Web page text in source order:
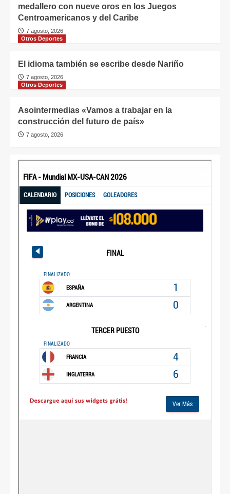
medallero con nueve oros en los Juegos
Centroamericanos y del Caribe
7 agosto, 2026
Otros Deportes
El idioma también se escribe desde Nariño
7 agosto, 2026
Otros Deportes
Asointermedias «Vamos a trabajar en la
construcción del futuro de país»
7 agosto, 2026